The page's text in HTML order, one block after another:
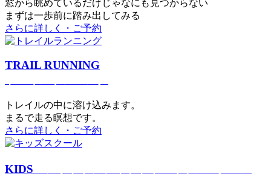
窓から眺めているだけじゃなにも見つからない
まずは一歩前に踏み出してみる
さらに詳しく・ご予約
TRAIL RUNNING
トレイルの中に溶け込みます。
まるで⾛る瞑想です。
さらに詳しく・ご予約
KIDS